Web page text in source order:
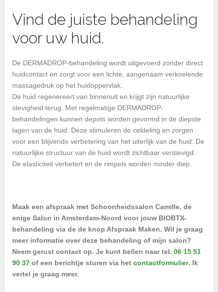
Vind de juiste behandeling
voor uw huid.
De DERMADROP-behandeling wordt uitgevoerd zonder direct
huidcontact en zorgt voor een lichte, aangenaam verkoelende
massagedruk op het huidoppervlak.
De huid regenereert van binnenuit en krijgt zijn natuurlijke
stevigheid terug. Met regelmatige DERMADROP-
behandelingen kunnen depots worden gevormd in de diepste
lagen van de huid. Deze stimuleren de celdeling en zorgen
voor een blijvende verbetering van het uiterlijk van de huid. De
natuurlijke structuur van de huid wordt zichtbaar verstevigd.
De elasticiteit verbetert en de rimpels worden minder diep.
Maak een afspraak met Schoonheidssalon Camille, de
enige Salon in Amsterdam-Noord voor jouw BIOBTX-
behandeling via de de knop Afspraak Maken. Wil je graag
meer informatie over deze behandeling of mijn salon?
Neem gerust contact op. Je kunt bellen naar tel. 06 15 51
90 37 of een berichtje sturen via het contactformulier. Ik
vertel je graag meer.